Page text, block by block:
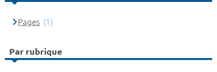
Pages (1)
Par rubrique